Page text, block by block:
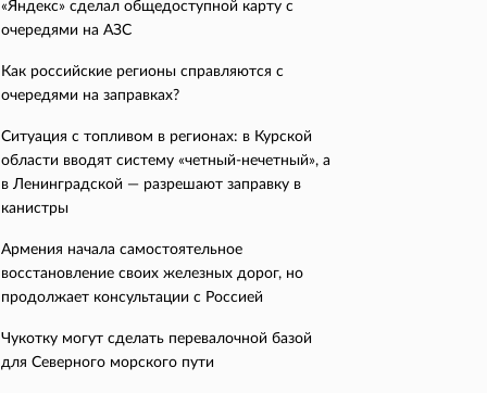
«Яндекс» сделал общедоступной карту с
очередями на АЗС
Как российские регионы справляются с
очередями на заправках?
Ситуация с топливом в регионах: в Курской
области вводят систему «четный-нечетный», а
в Ленинградской — разрешают заправку в
канистры
Армения начала самостоятельное
восстановление своих железных дорог, но
продолжает консультации с Россией
Чукотку могут сделать перевалочной базой
для Северного морского пути